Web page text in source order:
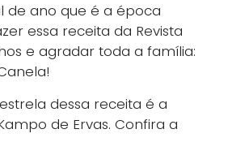
de ano que é a época
essa receita da Revista
e agradar toda a família:
dessa receita é a
de Ervas. Confira a